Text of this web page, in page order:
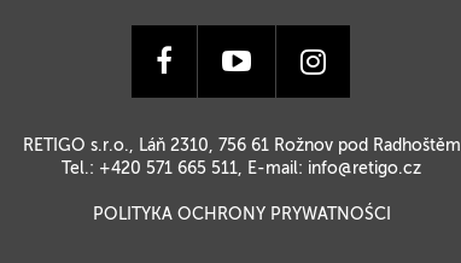
RETIGO s.r.o., Láň 2310, 756 61 Rožnov pod Radhoštěm
Tel.: +420 571 665 511, E-mail: info@retigo.cz
POLITYKA OCHRONY PRYWATNOŚCI